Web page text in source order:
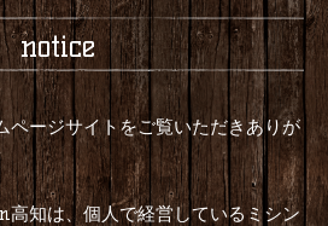
notice
ページサイトをご覧いただきありが
高知は、個人で経営しているミシン